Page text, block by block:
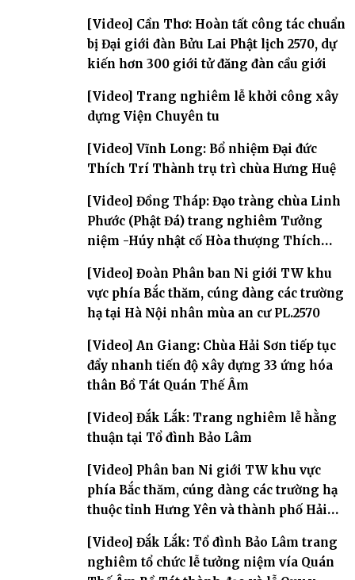
[Video] Cần Thơ: Hoàn tất công tác chuẩn
bị Đại giới đàn Bửu Lai Phật lịch 2570, dự
kiến hơn 300 giới tử đăng đàn cầu giới
[Video] Trang nghiêm lễ khởi công xây
dựng Viện Chuyên tu
[Video] Vĩnh Long: Bổ nhiệm Đại đức
Thích Trí Thành trụ trì chùa Hưng Huệ
[Video] Đồng Tháp: Đạo tràng chùa Linh
Phước (Phật Đá) trang nghiêm Tưởng
niệm -Húy nhật cố Hòa thượng Thích
[Video] Đoàn Phân ban Ni giới TW khu
vực phía Bắc thăm, cúng dàng các trường
hạ tại Hà Nội nhân mùa an cư PL.2570
[Video] An Giang: Chùa Hải Sơn tiếp tục
đẩy nhanh tiến độ xây dựng 33 ứng hóa
thân Bồ Tát Quán Thế Âm
[Video] Đắk Lắk: Trang nghiêm lễ hằng
thuận tại Tổ đình Bảo Lâm
[Video] Phân ban Ni giới TW khu vực
phía Bắc thăm, cúng dàng các trường hạ
thuộc tỉnh Hưng Yên và thành phố Hải
[Video] Đắk Lắk: Tổ đình Bảo Lâm trang
nghiêm tổ chức lễ tưởng niệm vía Quán